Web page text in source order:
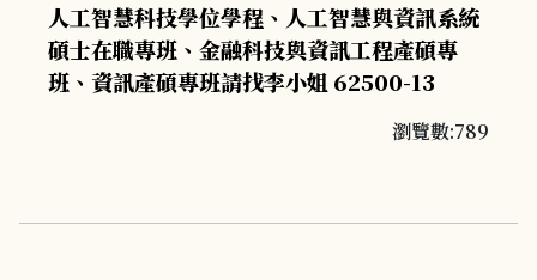
人工智慧科技學位學程、人工智慧與資訊系統
碩士在職專班、金融科技與資訊工程產碩專
班、資訊產碩專班請找李小姐 62500-13
瀏覽數:789